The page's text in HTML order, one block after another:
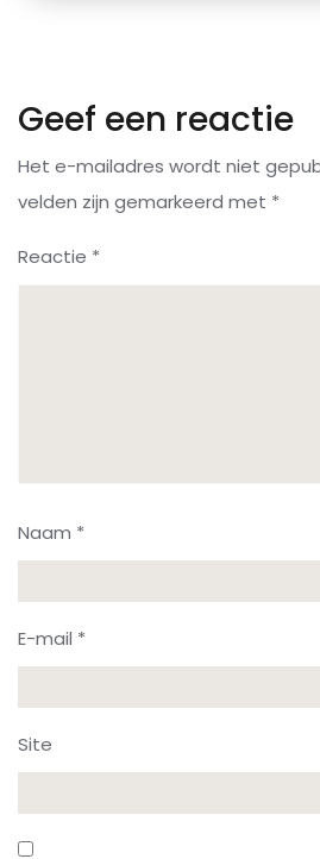
Geef een reactie
Het e-mailadres wordt niet
velden zijn gemarkeerd met *
Reactie *
Naam *
E-mail *
Site